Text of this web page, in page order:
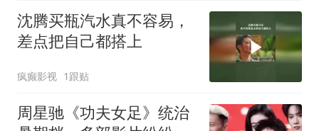
沈腾买瓶汽水真不容易，
差点把自己都搭上
疯癫影视 1跟贴
周星驰《功夫女足》统治